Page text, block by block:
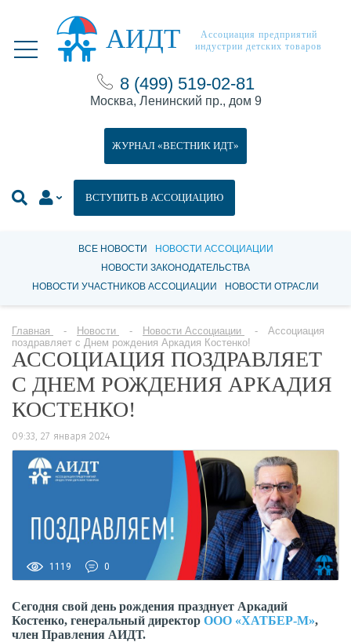
АИДТ
Ассоциация предприятий
индустрии детских товаров
8 (499) 519-02-81
Москва, Ленинский пр., дом 9
ВСТУПИТЬ В АССОЦИАЦИЮ
ЖУРНАЛ «ВЕСТНИК ИДТ»
ВСЕ НОВОСТИ
НОВОСТИ АССОЦИАЦИИ
НОВОСТИ ЗАКОНОДАТЕЛЬСТВА
НОВОСТИ УЧАСТНИКОВ АССОЦИАЦИИ
НОВОСТИ ОТРАСЛИ
Главная Новости Новости Ассоциации
Ассоциация
поздравляет с Днем рождения Аркадия Костенко!
АССОЦИАЦИЯ ПОЗДРАВЛЯЕТ
С ДНЕМ РОЖДЕНИЯ АРКАДИЯ
КОСТЕНКО!
09:33, 27 января 2024
1119 0
Сегодня свой день рождения празднует Аркадий
Костенко, генеральный директор ООО «ХАТБЕР-М»,
член Правления АИДТ.